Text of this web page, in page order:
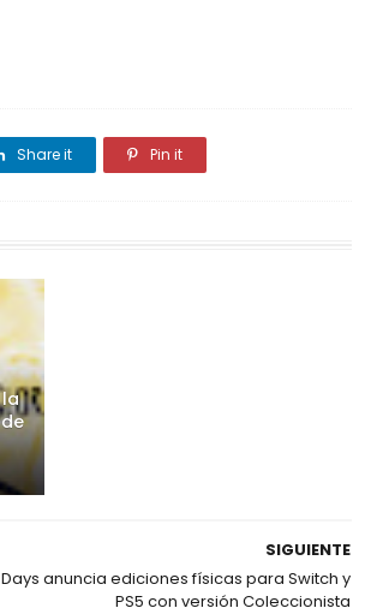
Share it Pin it
SIGUIENTE
anuncia ediciones físicas para Switch y
PS5 con versión Coleccionista